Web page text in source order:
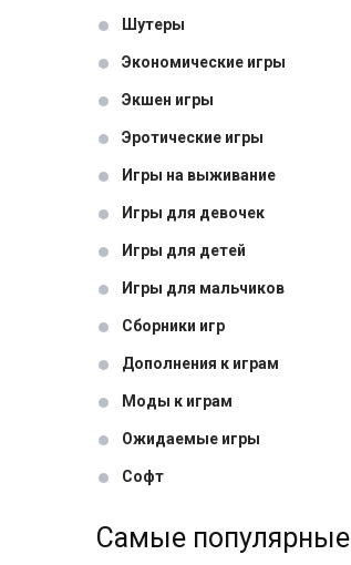
Шутеры
Экономические игры
Экшен игры
Эротические игры
Игры на выживание
Игры для девочек
Игры для детей
Игры для мальчиков
Сборники игр
Дополнения к играм
Моды к играм
Ожидаемые игры
Софт
Самые популярные